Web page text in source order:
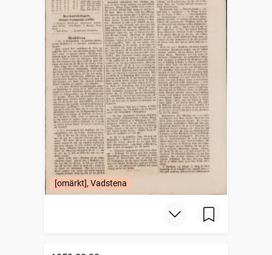
[omärkt], Vadstena